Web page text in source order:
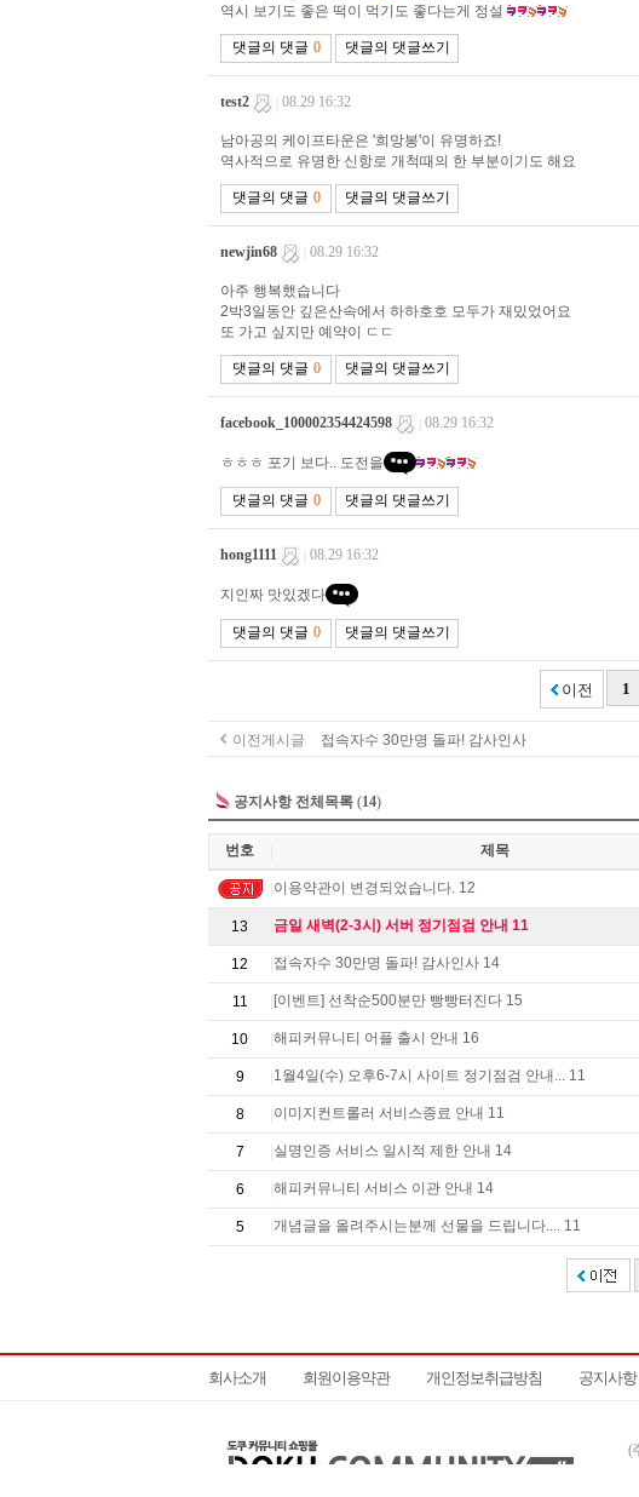
이전게시글 접속자수 30만명 돌파! 감사인사
공지사항 전체목록 (14)
번호 제목
이용약관이 변경되었습니다. 12
13 금일 새벽(2-3시) 서버 정기점검 안내 11
12 접속자수 30만명 돌파! 감사인사 14
11 [이벤트] 선착순500분만 빵빵터진다 15
10 해피커뮤니티 어플 출시 안내 16
9 1월4일(수) 오후6-7시 사이트 정기점검 안내... 11
8 이미지컨트롤러 서비스종료 안내 11
7 실명인증 서비스 일시적 제한 안내 14
6 해피커뮤니티 서비스 이관 안내 14
5 개념글을 올려주시는분께 선물을 드립니다.... 11
회사소개 회원이용약관 개인정보취급방침 공지사항
(